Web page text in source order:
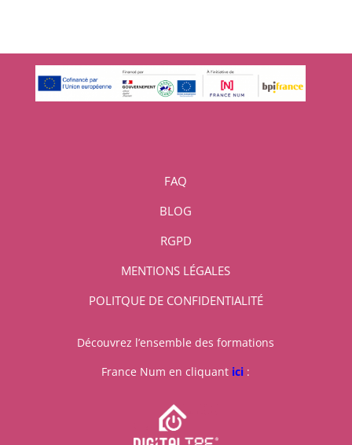
FAQ
BLOG
RGPD
MENTIONS LÉGALES
POLITQUE DE CONFIDENTIALITÉ
Découvrez l’ensemble des formations
France Num en cliquant ici :